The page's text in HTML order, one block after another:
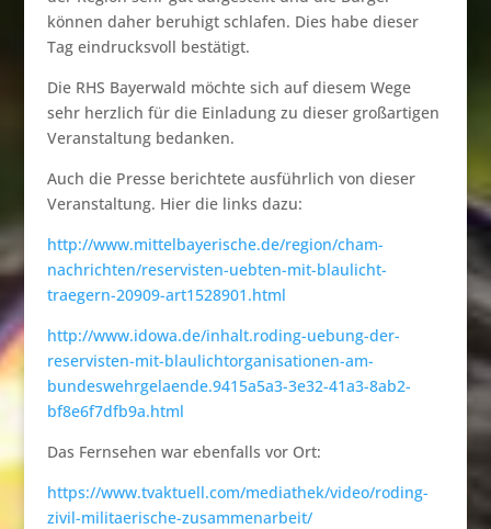
können daher beruhigt schlafen. Dies habe dieser
Tag eindrucksvoll bestätigt.
Die RHS Bayerwald möchte sich auf diesem Wege
sehr herzlich für die Einladung zu dieser großartigen
Veranstaltung bedanken.
Auch die Presse berichtete ausführlich von dieser
Veranstaltung. Hier die links dazu:
http://www.mittelbayerische.de/region/cham-
nachrichten/reservisten-uebten-mit-blaulicht-
traegern-20909-art1528901.html
http://www.idowa.de/inhalt.roding-uebung-der-
reservisten-mit-blaulichtorganisationen-am-
bundeswehrgelaende.9415a5a3-3e32-41a3-8ab2-
bf8e6f7dfb9a.html
Das Fernsehen war ebenfalls vor Ort:
https://www.tvaktuell.com/mediathek/video/roding-
zivil-militaerische-zusammenarbeit/